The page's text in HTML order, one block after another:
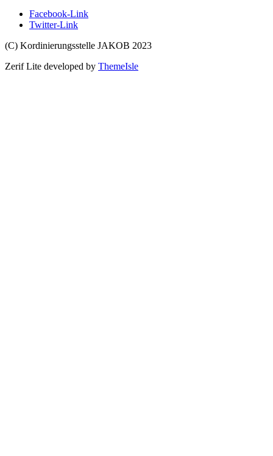
Facebook-Link
Twitter-Link
(C) Kordinierungsstelle JAKOB 2023
Zerif Lite developed by ThemeIsle